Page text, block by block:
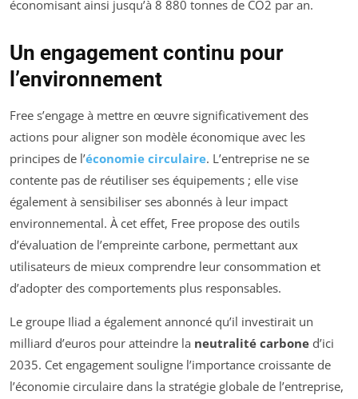
économisant ainsi jusqu’à 8 880 tonnes de CO2 par an.
Un engagement continu pour
l’environnement
Free s’engage à mettre en œuvre significativement des
actions pour aligner son modèle économique avec les
principes de l’économie circulaire. L’entreprise ne se
contente pas de réutiliser ses équipements ; elle vise
également à sensibiliser ses abonnés à leur impact
environnemental. À cet effet, Free propose des outils
d’évaluation de l’empreinte carbone, permettant aux
utilisateurs de mieux comprendre leur consommation et
d’adopter des comportements plus responsables.
Le groupe Iliad a également annoncé qu’il investirait un
milliard d’euros pour atteindre la neutralité carbone d’ici
2035. Cet engagement souligne l’importance croissante de
l’économie circulaire dans la stratégie globale de l’entreprise,